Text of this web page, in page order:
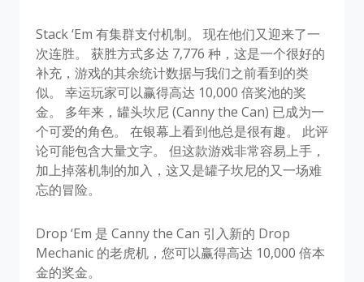
Stack ‘Em 有集群支付机制。 现在他们又迎来了一
次连胜。 获胜方式多达 7,776 种，这是一个很好的
补充，游戏的其余统计数据与我们之前看到的类
似。 幸运玩家可以赢得高达 10,000 倍奖池的奖
金。 多年来，罐头坎尼 (Canny the Can) 已成为一
个可爱的角色。 在银幕上看到他总是很有趣。 此评
论可能包含大量文字。 但这款游戏非常容易上手，
加上掉落机制的加入，这又是罐子坎尼的又一场难
忘的冒险。
Drop ‘Em 是 Canny the Can 引入新的 Drop
Mechanic 的老虎机，您可以赢得高达 10,000 倍本
金的奖金。